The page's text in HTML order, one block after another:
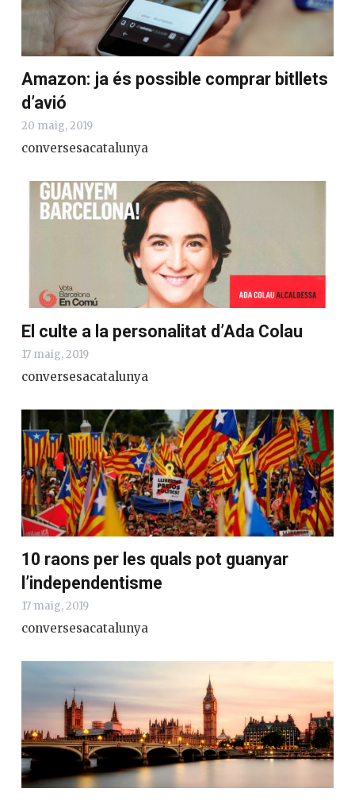
Amazon: ja és possible comprar bitllets
d’avió
20 maig, 2019
conversesacatalunya
El culte a la personalitat d’Ada Colau
17 maig, 2019
conversesacatalunya
10 raons per les quals pot guanyar
l’independentisme
17 maig, 2019
conversesacatalunya